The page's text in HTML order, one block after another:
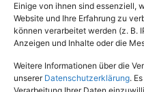
Einige von ihnen sind essenziell,
Website und Ihre Erfahrung zu
können verarbeitet werden (z. B.
Anzeigen und Inhalte oder die
Weitere Informationen über die
unserer Datenschutzerklärung.
Rechtliches
Impressum
Datenschutz